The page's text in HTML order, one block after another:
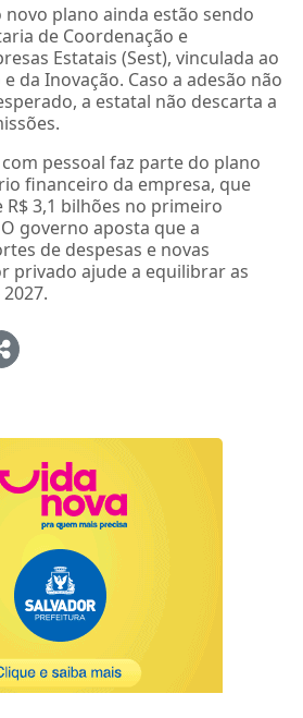
plano ainda estão sendo
de Coordenação e
Estatais (Sest), vinculada ao
da Inovação. Caso a adesão não
a estatal não descarta a
pessoal faz parte do plano
financeiro da empresa, que
3,1 bilhões no primeiro
governo aposta que a
de despesas e novas
privado ajude a equilibrar as